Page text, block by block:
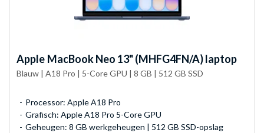
Apple MacBook Neo 13" (MHFG4FN/A) laptop
Blauw | A18 Pro | 5-Core GPU | 8 GB | 512 GB SSD
Processor: Apple A18 Pro
Grafisch: Apple A18 Pro 5-Core GPU
Geheugen: 8 GB werkgeheugen | 512 GB SSD-opslag